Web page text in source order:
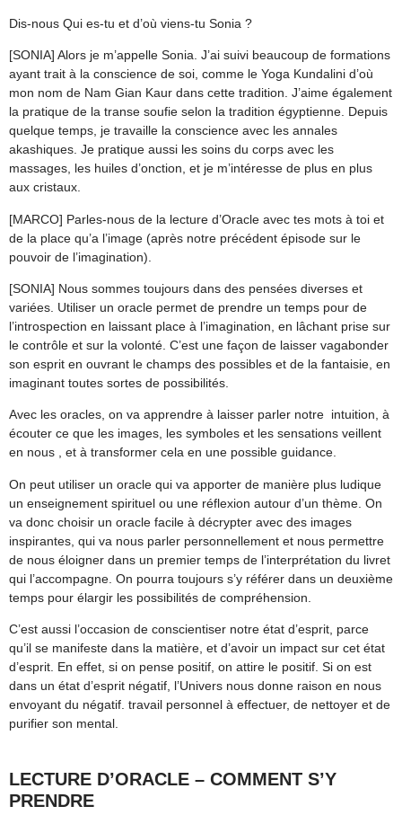
Dis-nous Qui es-tu et d’où viens-tu Sonia ?
[SONIA] Alors je m’appelle Sonia. J’ai suivi beaucoup de formations
ayant trait à la conscience de soi, comme le Yoga Kundalini d’où
mon nom de Nam Gian Kaur dans cette tradition. J’aime également
la pratique de la transe soufie selon la tradition égyptienne. Depuis
quelque temps, je travaille la conscience avec les annales
akashiques. Je pratique aussi les soins du corps avec les
massages, les huiles d’onction, et je m’intéresse de plus en plus
aux cristaux.
[MARCO] Parles-nous de la lecture d’Oracle avec tes mots à toi et
de la place qu’a l’image (après notre précédent épisode sur le
pouvoir de l’imagination).
[SONIA] Nous sommes toujours dans des pensées diverses et
variées. Utiliser un oracle permet de prendre un temps pour de
l’introspection en laissant place à l’imagination, en lâchant prise sur
le contrôle et sur la volonté. C’est une façon de laisser vagabonder
son esprit en ouvrant le champs des possibles et de la fantaisie, en
imaginant toutes sortes de possibilités.
Avec les oracles, on va apprendre à laisser parler notre intuition, à
écouter ce que les images, les symboles et les sensations veillent
en nous , et à transformer cela en une possible guidance.
On peut utiliser un oracle qui va apporter de manière plus ludique
un enseignement spirituel ou une réflexion autour d’un thème. On
va donc choisir un oracle facile à décrypter avec des images
inspirantes, qui va nous parler personnellement et nous permettre
de nous éloigner dans un premier temps de l’interprétation du livret
qui l’accompagne. On pourra toujours s’y référer dans un deuxième
temps pour élargir les possibilités de compréhension.
C’est aussi l’occasion de conscientiser notre état d’esprit, parce
qu’il se manifeste dans la matière, et d’avoir un impact sur cet état
d’esprit. En effet, si on pense positif, on attire le positif. Si on est
dans un état d’esprit négatif, l’Univers nous donne raison en nous
envoyant du négatif. travail personnel à effectuer, de nettoyer et de
purifier son mental.
LECTURE D’ORACLE – COMMENT S’Y
PRENDRE